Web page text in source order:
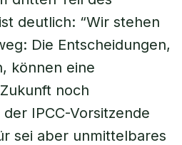
deutlich: “Wir stehen
Die Entscheidungen,
können eine
noch
IPCC-Vorsitzende
sei aber unmittelbares